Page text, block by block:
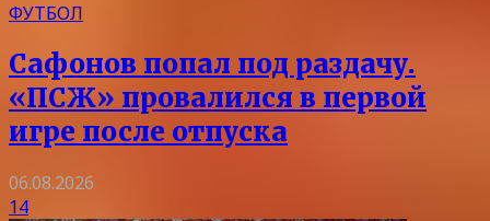
ФУТБОЛ
Сафонов попал под раздачу.
«ПСЖ» провалился в первой
игре после отпуска
06.08.2026
14